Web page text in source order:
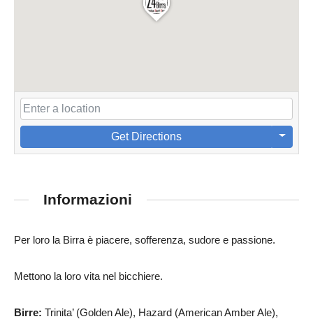
Get Directions
Informazioni
Per loro la Birra è piacere, sofferenza, sudore e passione.
Mettono la loro vita nel bicchiere.
Birre: Trinita’ (Golden Ale), Hazard (American Amber Ale),